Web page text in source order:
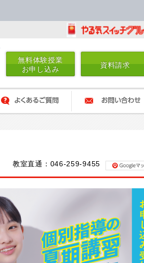
無料体験授業
お申し込み
資料請求
くあるご質問 お問い合わせ
教室直通：046-259-9455